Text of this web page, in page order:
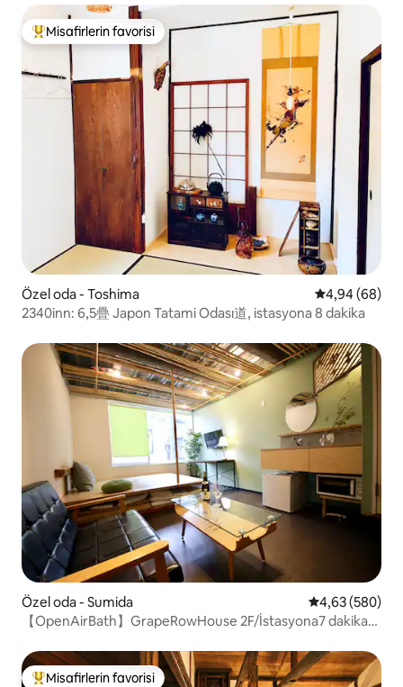
Misafirlerin favorilerinden en beğenilenler arasında
Misafirlerin favorisi
Özel oda - Toshima 5 üzerinden
4,94 (68)
2340inn: 6,5疊 Japon Tatami Odası道, istasyona 8 dakika
Özel oda - Sumida 5 üzerinden
4,63 (580)
【OpenAirBath】GrapeRowHouse 2F/İstasyona7 dakika
Misafirlerin favorisi